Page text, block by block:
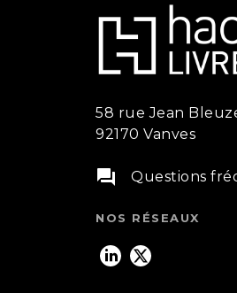
58 rue Jean
92170 Vanves
question_answer Questions
NOS RÉSEAUX